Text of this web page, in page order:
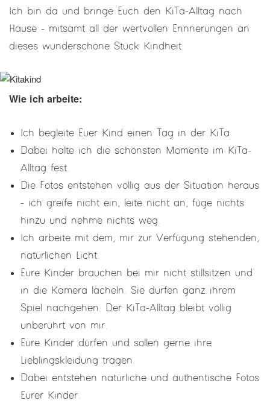
Ich bin da und bringe Euch den KiTa-Alltag nach
Hause - mitsamt all der wertvollen Erinnerungen an
dieses wunderschöne Stück Kindheit.
Wie ich arbeite:
Ich begleite Euer Kind einen Tag in der KiTa.
Dabei halte ich die schönsten Momente im KiTa-
Alltag fest.
Die Fotos entstehen völlig aus der Situation heraus
- ich greife nicht ein, leite nicht an, füge nichts
hinzu und nehme nichts weg.
Ich arbeite mit dem, mir zur Verfügung stehenden,
natürlichen Licht.
Eure Kinder brauchen bei mir nicht stillsitzen und
in die Kamera lächeln. Sie dürfen ganz ihrem
Spiel nachgehen. Der KiTa-Alltag bleibt völlig
unberührt von mir.
Eure Kinder dürfen und sollen gerne ihre
Lieblingskleidung tragen.
Dabei entstehen natürliche und authentische Fotos
Eurer Kinder.